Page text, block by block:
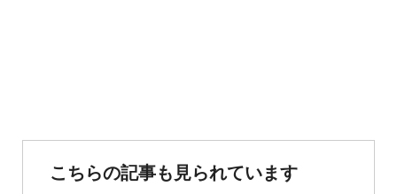
投
こちらの記事も見られています